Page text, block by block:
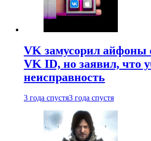
VK замусорил
VK ID, но заявил, что
неисправность
3 года спустя3 года спустя